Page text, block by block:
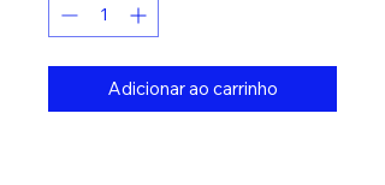
Adicionar ao carrinho